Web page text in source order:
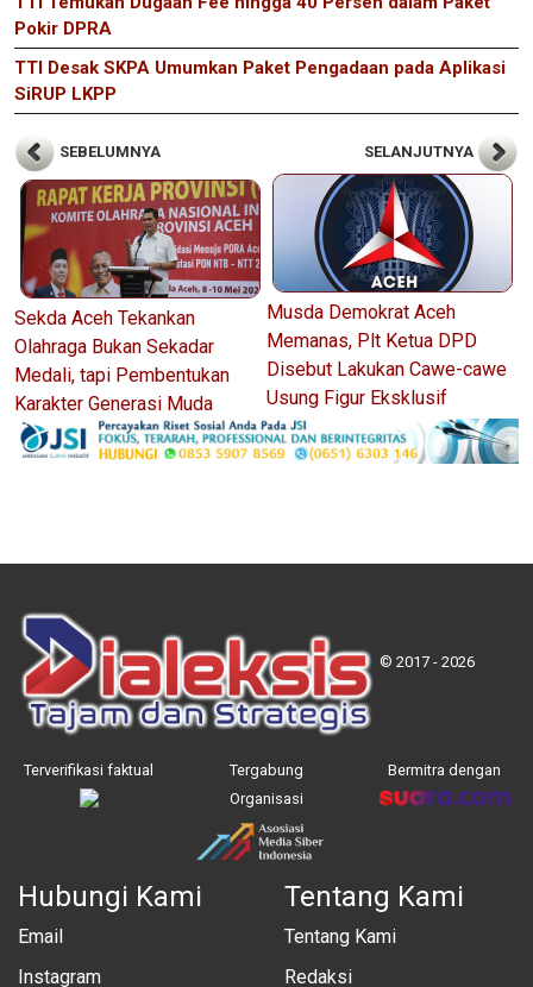
Pokir DPRA
TTI Desak SKPA Umumkan Paket Pengadaan pada Aplikasi
SiRUP LKPP
SEBELUMNYA
Sekda Aceh Tekankan
Olahraga Bukan Sekadar
Medali, tapi Pembentukan
Karakter Generasi Muda
SELANJUTNYA
Musda Demokrat Aceh
Memanas, Plt Ketua DPD
Disebut Lakukan Cawe-cawe
Usung Figur Eksklusif
© 2017 - 2026
Terverifikasi faktual
Tergabung
Organisasi
Bermitra dengan
Hubungi Kami
Email
Instagram
Tentang Kami
Tentang Kami
Redaksi